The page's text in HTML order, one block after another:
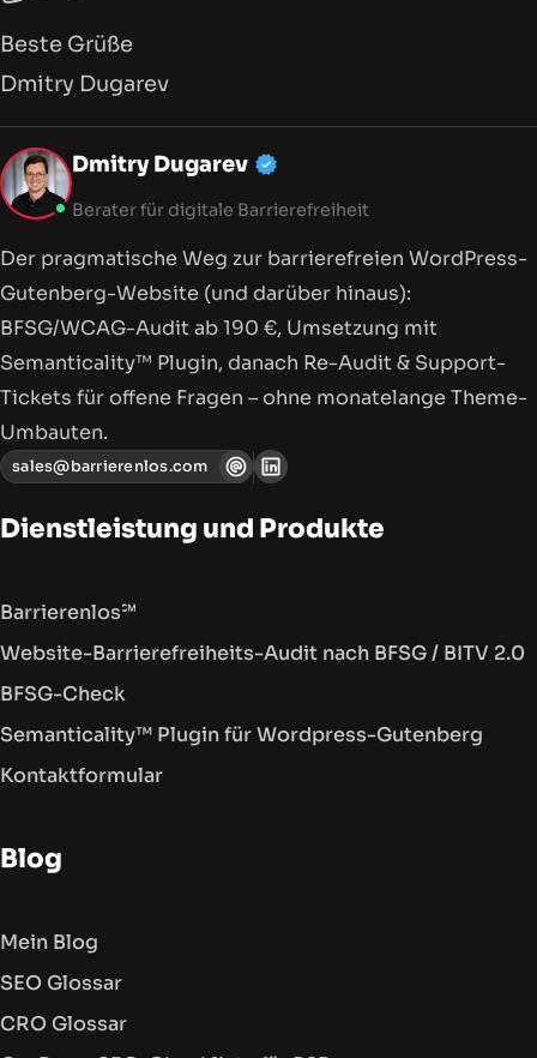
Beste Grüße
Dmitry Dugarev
Mein Profil,
Dmitry Dugarev
Berater für digitale Barrierefreiheit
Der pragmatische Weg zur barriere­freien WordPress-
Gutenberg-Website (und darüber hinaus):
BFSG/WCAG-Audit ab 190 €, Umsetzung mit
Semanticality™ Plugin, danach Re-Audit & Support-
Tickets für offene Fragen – ohne monatelange Theme-
Umbauten.
sales@barrierenlos.com
Dienstleistung und Produkte
Barrierenlos℠
Website-Barrierefreiheits-Audit nach BFSG / BITV 2.0
BFSG-Check
Semanticality™ Plugin für Wordpress-Gutenberg
Kontaktformular
Blog
Mein Blog
SEO Glossar
CRO Glossar